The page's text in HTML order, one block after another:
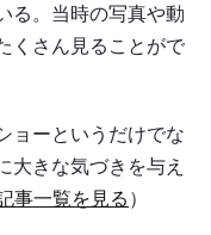
る。当時の写真や動
くさん見ることがで
ョーというだけでな
大きな気づきを与え
事一覧を見る ）